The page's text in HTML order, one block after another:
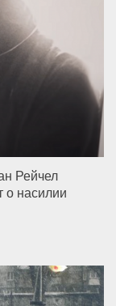
Рейчел
о насилии